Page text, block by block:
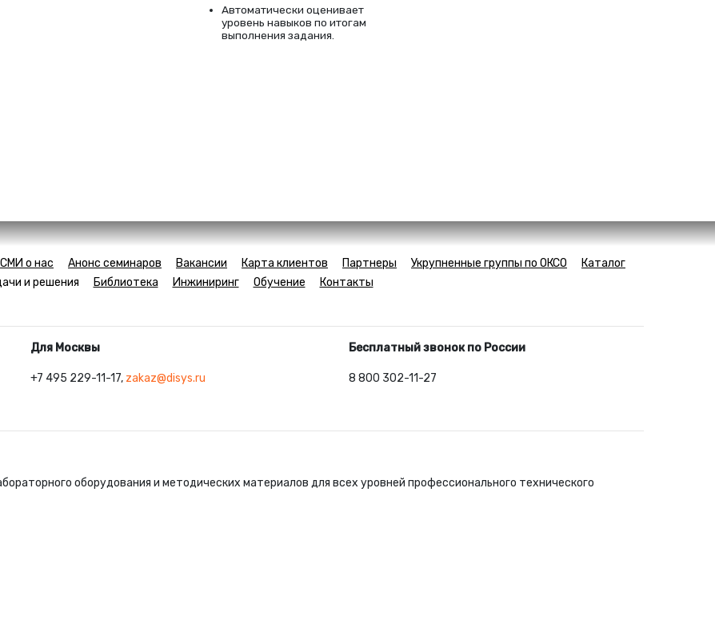
Автоматически оценивает
уровень навыков по итогам
выполнения задания.
СМИ о нас Анонс семинаров Вакансии Карта клиентов Партнеры Укрупненные группы по ОКСО
Каталог
и решения
Библиотека Инжиниринг Обучение Контакты
Для Москвы
+7 495 229-11-17, zakaz@disys.ru
Бесплатный звонок по России
8 800 302-11-27
оборудования и методических материалов для всех уровней профессионального технического